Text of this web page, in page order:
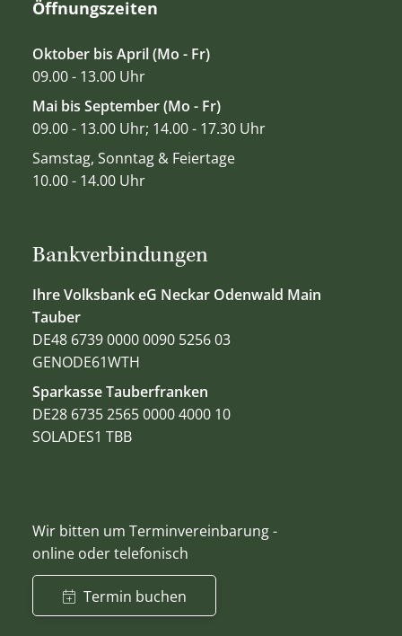
Bankverbindungen
Ihre Volksbank eG Neckar Odenwald Main
Tauber
DE48 6739 0000 0090 5256 03
GENODE61WTH
Sparkasse Tauberfranken
DE28 6735 2565 0000 4000 10
SOLADES1 TBB
Wir bitten um Terminvereinbarung -
online oder telefonisch
Termin buchen
Öffnungszeiten
Oktober bis April (Mo - Fr)
09.00 - 13.00 Uhr
Mai bis September (Mo - Fr)
09.00 - 13.00 Uhr; 14.00 - 17.30 Uhr
Samstag, Sonntag & Feiertage
10.00 - 14.00 Uhr